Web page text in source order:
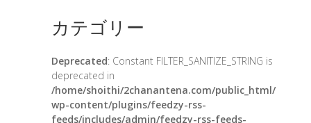
カテゴリー
Deprecated: Constant FILTER_SANITIZE_STRING is
deprecated in
/home/shoithi/2chanantena.com/public_html/
wp-content/plugins/feedzy-rss-
feeds/includes/admin/feedzy-rss-feeds-